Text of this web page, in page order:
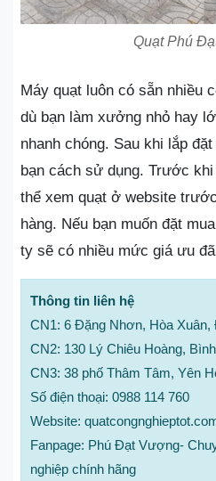
Quạt Phú
Máy quạt luôn có sẵn nhiều
dù bạn làm xưởng nhỏ hay
nhanh chóng. Sau khi lắp
bạn cách sử dụng. Trước
thể xem quạt ở website
hàng. Nếu bạn muốn đặt
ty sẽ có nhiều mức giá ưu
Thông tin liên hệ
CN1: 6 Đặng Nhơn, Hòa Xuân,
CN2: 130 Lý Chiêu Hoàng,
CN3: 38 phố Thâm Tâm, Yên
Số điện thoại: 0988 114 760
Website:
Fanpage: Phú Đạt Vượng-
nghiệp chính hãng